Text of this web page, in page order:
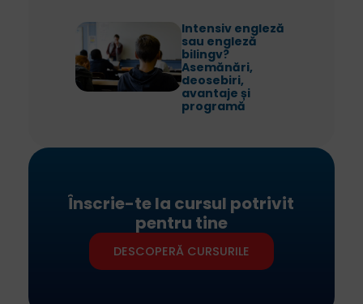
Intensiv engleză
sau engleză
bilingv?
Asemănări,
deosebiri,
avantaje și
programă
Înscrie-te la cursul potrivit
pentru tine
DESCOPERĂ CURSURILE